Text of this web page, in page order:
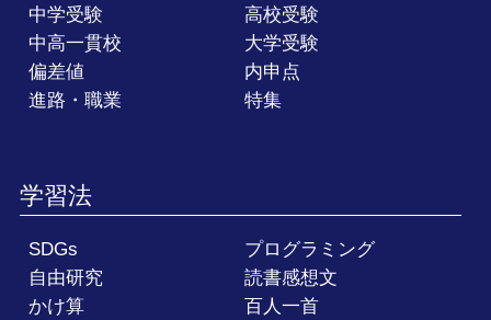
中学受験
高校受験
中高一貫校
大学受験
偏差値
内申点
進路・職業
特集
学習法
SDGs
プログラミング
自由研究
読書感想文
かけ算
百人一首